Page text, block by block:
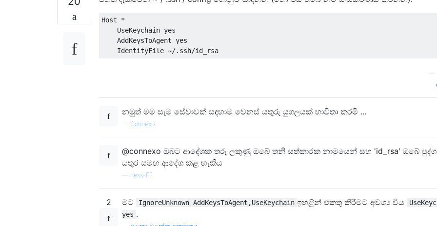
Host *
    UseKeychain yes
    AddKeysToAgent yes
නමුත් මම සෑම සේවාවක් සඳහාම වෙනස් යතුරු යුගලයක් භාවිතා කරමි ...
— Connexo
@connexo ඔබට ආදේශක තරු ලකුණු ඔබේ තනි සත්කාරක නාමයෙන් සහ 'id_rsa' ඔබේ
යතුර සමඟ ආදේශ කළ හැකිය
ness-EE
2 මට IgnoreUnknown AddKeysToAgent,UseKeychain ඉහළින් එකතු කිරීමට අවශ්‍ය විය
yes .